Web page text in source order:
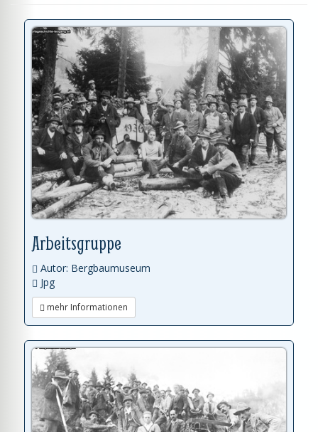
Arbeitsgruppe
Autor: Bergbaumuseum
Jpg
mehr Informationen